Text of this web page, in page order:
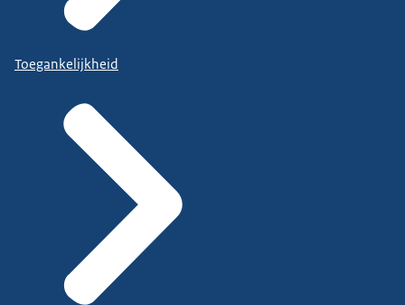
Toegankelijkheid